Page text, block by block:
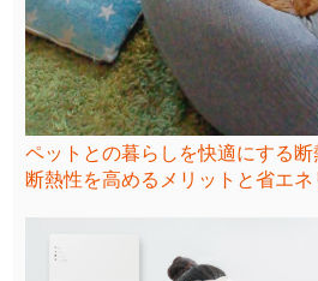
ペットとの暮らしを快適にする
断熱性を高めるメリットと省エ